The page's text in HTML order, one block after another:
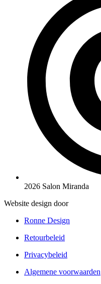
2026 Salon Miranda
Website design door
Ronne Design
Retourbeleid
Privacybeleid
Algemene voorwaarden